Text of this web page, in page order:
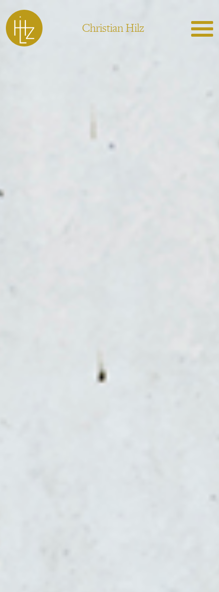
Christian Hilz